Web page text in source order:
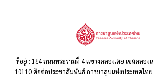
ที่อยู่ : 184 ถนนพระรามที่ 4 แขวงคลองเตย เขตคลอง
10110 ติดต่อประชาสัมพันธ์ การยาสูบแห่งประเทศไท